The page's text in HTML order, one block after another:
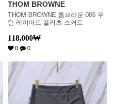
THOM BROWNE
THOM BROWNE 톰브라운 006 우
먼 레이어드 플리츠 스커트
118,000₩
0 0